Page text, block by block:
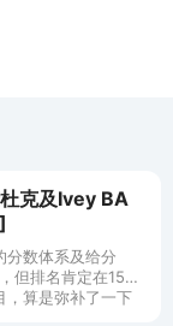
克及Ivey BA
分数体系及给分
但排名肯定在15%
，算是弥补了一下